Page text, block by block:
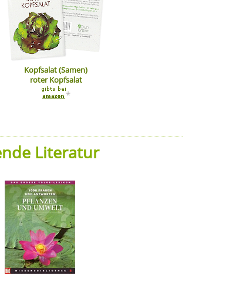
Kopfsalat (Samen)
roter Kopfsalat
*
Literatur